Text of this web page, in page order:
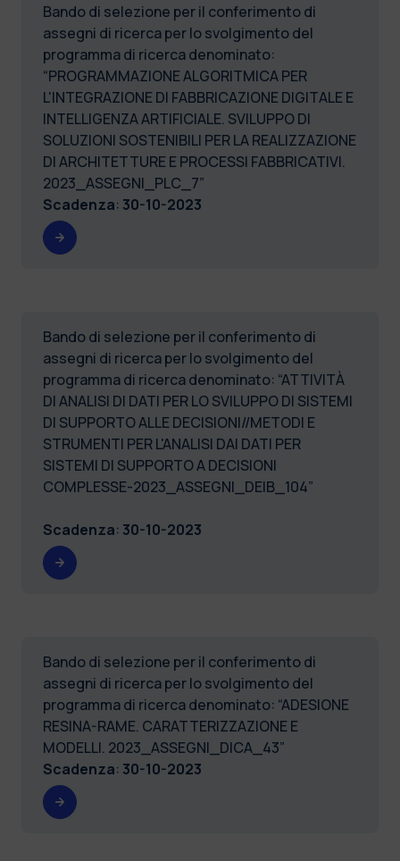
Bando di selezione per il conferimento di
assegni di ricerca per lo svolgimento del
programma di ricerca denominato:
“PROGRAMMAZIONE ALGORITMICA PER
L'INTEGRAZIONE DI FABBRICAZIONE DIGITALE E
INTELLIGENZA ARTIFICIALE. SVILUPPO DI
SOLUZIONI SOSTENIBILI PER LA REALIZZAZIONE
DI ARCHITETTURE E PROCESSI FABBRICATIVI.
2023_ASSEGNI_PLC_7”
Scadenza: 30-10-2023
Bando di selezione per il conferimento di
assegni di ricerca per lo svolgimento del
programma di ricerca denominato: “ATTIVITÀ
DI ANALISI DI DATI PER LO SVILUPPO DI SISTEMI
DI SUPPORTO ALLE DECISIONI//METODI E
STRUMENTI PER L'ANALISI DAI DATI PER
SISTEMI DI SUPPORTO A DECISIONI
COMPLESSE-2023_ASSEGNI_DEIB_104”
Scadenza: 30-10-2023
Bando di selezione per il conferimento di
assegni di ricerca per lo svolgimento del
programma di ricerca denominato: “ADESIONE
RESINA-RAME. CARATTERIZZAZIONE E
MODELLI. 2023_ASSEGNI_DICA_43”
Scadenza: 30-10-2023